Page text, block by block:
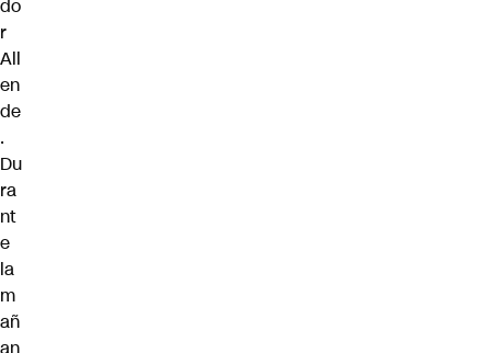
do
r
All
en
de
.
Du
ra
nt
e
la
m
añ
an